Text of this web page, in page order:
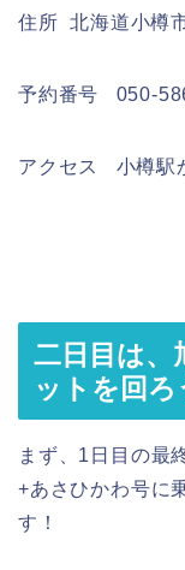
住所 北海道小樽
予約番号 050-
アクセス 小樽駅
二日目は、
ットを回ろ
まず、1日目の最
+あさひかわ号に
す！